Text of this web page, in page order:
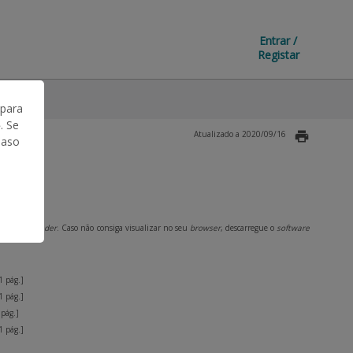
Entrar /
Registar
Atualizado a 2020/09/16
Acrobat Reader. Caso não consiga visualizar no seu browser, descarregue osoftware
pág.]
pág.]
pág.]
Se